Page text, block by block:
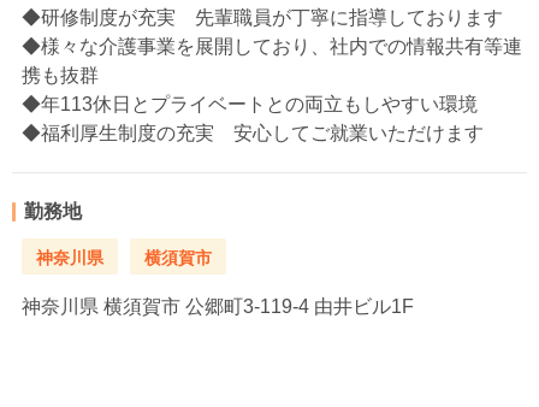
◆研修制度が充実 先輩職員が丁寧に指導しております
◆様々な介護事業を展開しており、社内での情報共有等連
携も抜群
◆年113休日とプライベートとの両立もしやすい環境
◆福利厚生制度の充実 安心してご就業いただけます
勤務地
神奈川県 横須賀市
神奈川県 横須賀市 公郷町3-119-4 由井ビル1F